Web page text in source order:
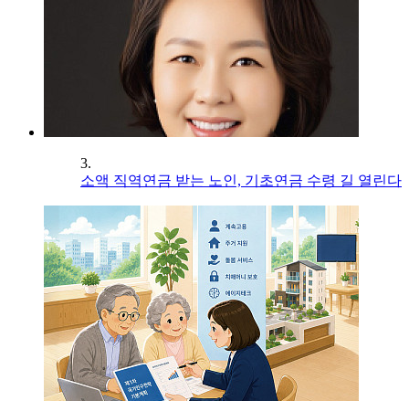
3.
소액 직역연금 받는 노인, 기초연금 수령 길 열린다